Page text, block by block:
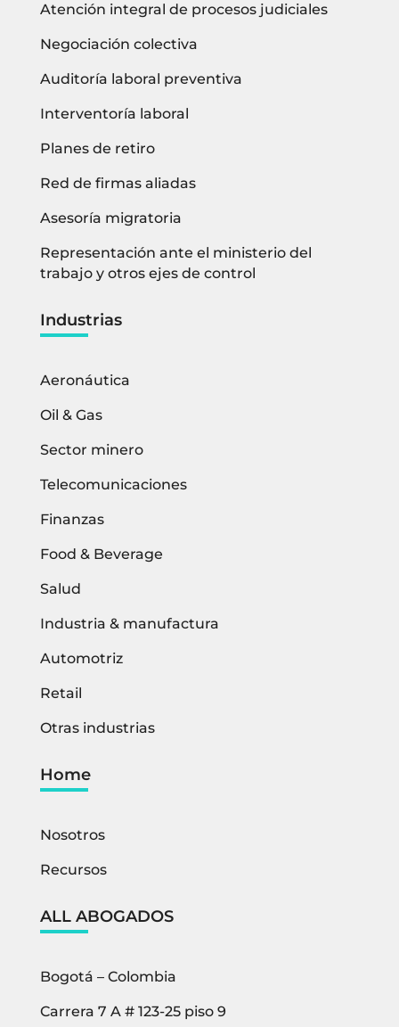
Atención integral de procesos judiciales
Negociación colectiva
Auditoría laboral preventiva
Interventoría laboral
Planes de retiro
Red de firmas aliadas
Asesoría migratoria
Representación ante el ministerio del
trabajo y otros ejes de control
Industrias
Aeronáutica
Oil & Gas
Sector minero
Telecomunicaciones
Finanzas
Food & Beverage
Salud
Industria & manufactura
Automotriz
Retail
Otras industrias
Home
Nosotros
Recursos
ALL ABOGADOS
Bogotá – Colombia
Carrera 7 A # 123-25 piso 9